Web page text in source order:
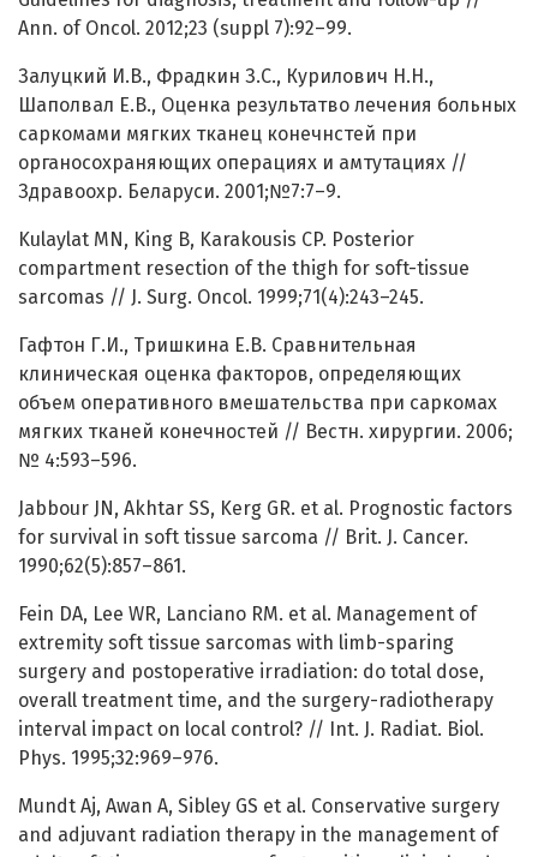
Ann. of Oncol. 2012;23 (suppl 7):92–99.
Залуцкий И.В., Фрадкин З.С., Курилович Н.Н.,
Шаполвал Е.В., Оценка результатво лечения больных
саркомами мягких тканец конечнстей при
органосохраняющих операциях и амтутациях //
Здравоохр. Беларуси. 2001;№7:7–9.
Kulaylat MN, King B, Karakousis CP. Posterior
compartment resection of the thigh for soft-tissue
sarcomas // J. Surg. Oncol. 1999;71(4):243–245.
Гафтон Г.И., Тришкина Е.В. Сравнительная
клиническая оценка факторов, определяющих
объем оперативного вмешательства при саркомах
мягких тканей конечностей // Вестн. хирургии. 2006;
№ 4:593–596.
Jabbour JN, Akhtar SS, Kerg GR. et al. Prognostic factors
for survival in soft tissue sarcoma // Brit. J. Cancer.
1990;62(5):857–861.
Fein DA, Lee WR, Lanciano RM. et al. Management of
extremity soft tissue sarcomas with limb-sparing
surgery and postoperative irradiation: do total dose,
overall treatment time, and the surgery-radiotherapy
interval impact on local control? // Int. J. Radiat. Biol.
Phys. 1995;32:969–976.
Mundt Aj, Awan A, Sibley GS et al. Conservative surgery
and adjuvant radiation therapy in the management of